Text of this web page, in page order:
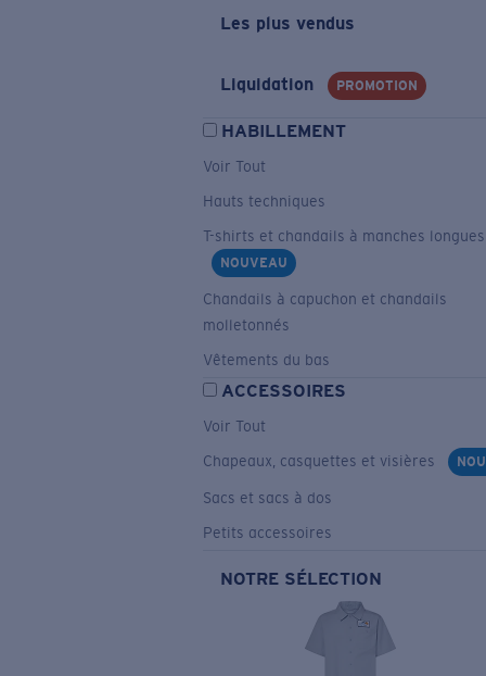
Les plus vendus
Liquidation PROMOTION
HABILLEMENT
Voir Tout
Hauts techniques
T-shirts et chandails à manches longues
NOUVEAU
Chandails à capuchon et chandails
molletonnés
Vêtements du bas
ACCESSOIRES
Voir Tout
Chapeaux, casquettes et visières
Sacs et sacs à dos
Petits accessoires
NOTRE SÉLECTION